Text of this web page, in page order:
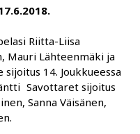
Riitta-Liisa
Mauri Lähteenmäki ja
14. Joukkueessa
Savottaret sijoitus
Sanna Väisänen,